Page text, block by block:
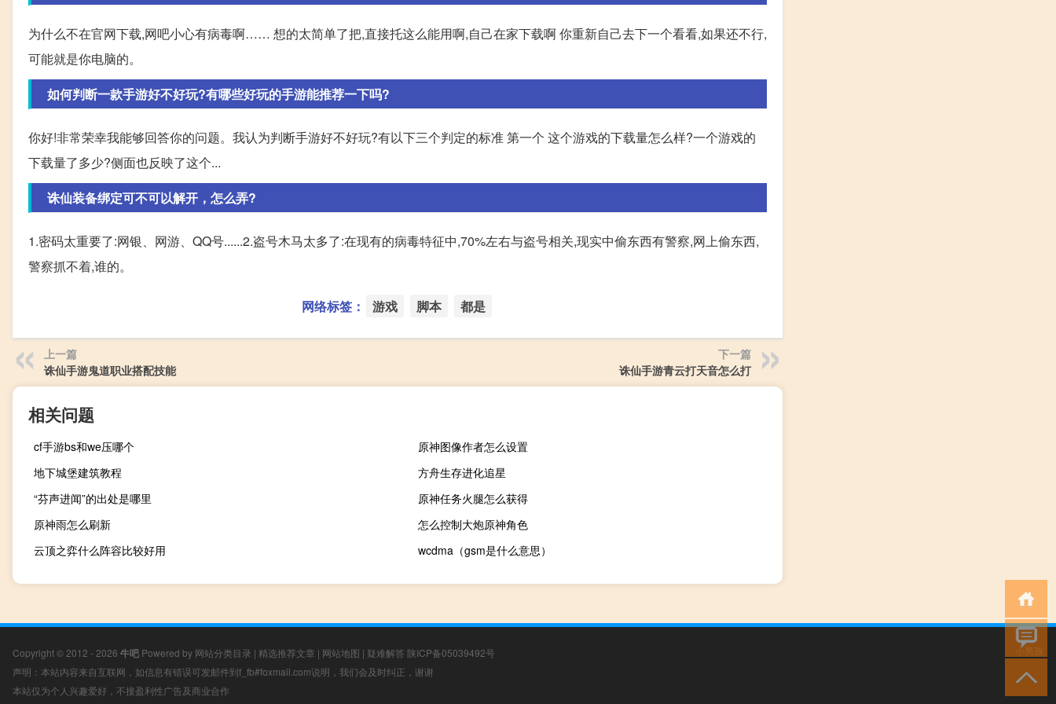
为什么不在官网下载,网吧小心有病毒啊…… 想的太简单了把,直接托这么能用啊,自己在家下载啊 你重新自己去下一个看看,如果还不行,
可能就是你电脑的。
如何判断一款手游好不好玩?有哪些好玩的手游能推荐一下吗?
你好!非常荣幸我能够回答你的问题。我认为判断手游好不好玩?有以下三个判定的标准 第一个 这个游戏的下载量怎么样?一个游戏的
下载量了多少?侧面也反映了这个...
诛仙装备绑定可不可以解开，怎么弄?
1.密码太重要了:网银、网游、QQ号......2.盗号木马太多了:在现有的病毒特征中,70%左右与盗号相关,现实中偷东西有警察,网上偷东西,
警察抓不着,谁的。
网络标签： 游戏 脚本 都是
上一篇
诛仙手游鬼道职业搭配技能
下一篇
诛仙手游青云打天音怎么打
相关问题
cf手游bs和we压哪个
原神图像作者怎么设置
地下城堡建筑教程
方舟生存进化追星
“芬声进闻”的出处是哪里
原神任务火腿怎么获得
原神雨怎么刷新
怎么控制大炮原神角色
云顶之弈什么阵容比较好用
wcdma（gsm是什么意思）
Copyright © 2012 - 2026 牛吧 Powered by 网站分类目录 | 精选推荐文章 | 网站地图 | 疑难解答 陕ICP备05039492号
声明：本站内容来自互联网，如信息有错误可发邮件到f_fb#foxmail.com说明，我们会及时纠正，谢谢
本站仅为个人兴趣爱好，不接盈利性广告及商业合作
小男孩